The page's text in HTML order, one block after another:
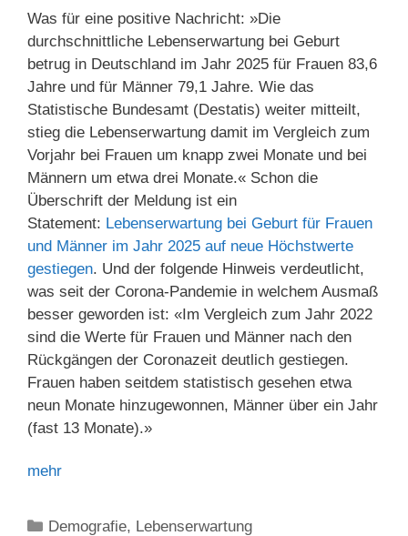
Was für eine positive Nachricht: »Die
durchschnittliche Lebenserwartung bei Geburt
betrug in Deutschland im Jahr 2025 für Frauen 83,6
Jahre und für Männer 79,1 Jahre. Wie das
Statistische Bundesamt (Destatis) weiter mitteilt,
stieg die Lebenserwartung damit im Vergleich zum
Vorjahr bei Frauen um knapp zwei Monate und bei
Männern um etwa drei Monate.« Schon die
Überschrift der Meldung ist ein
Statement: Lebenserwartung bei Geburt für Frauen
und Männer im Jahr 2025 auf neue Höchstwerte
gestiegen. Und der folgende Hinweis verdeutlicht,
was seit der Corona-Pandemie in welchem Ausmaß
besser geworden ist: «Im Vergleich zum Jahr 2022
sind die Werte für Frauen und Männer nach den
Rückgängen der Coronazeit deutlich gestiegen.
Frauen haben seitdem statistisch gesehen etwa
neun Monate hinzugewonnen, Männer über ein Jahr
(fast 13 Monate).»
mehr
Kategorien
Demografie, Lebenserwartung